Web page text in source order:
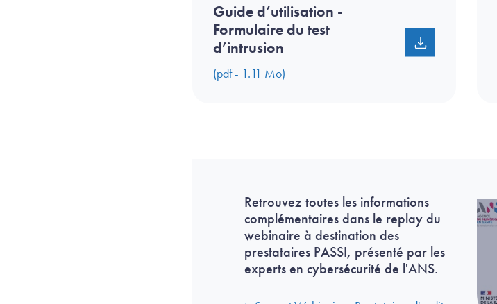
Guide d’utilisation -
Formulaire du test
d’intrusion
(pdf - 1.11 Mo)
Retrouvez toutes les informations
complémentaires dans le replay du
webinaire à destination des
prestataires PASSI, présenté par les
experts en cybersécurité de l'ANS.